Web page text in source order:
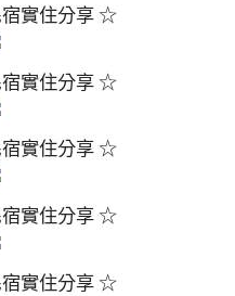
實住分享 ☆
實住分享 ☆
實住分享 ☆
實住分享 ☆
實住分享 ☆